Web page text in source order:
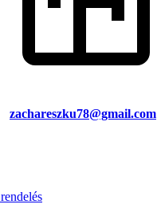
zachareszku78@gmail.com
rendelés